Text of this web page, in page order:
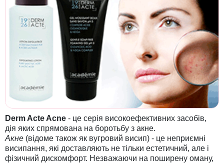
Derm Acte Acne - це серія високоефективних засобів,
дія яких спрямована на боротьбу з акне.
Акне (відоме також як вугровий висип) - це неприємні
висипання, які доставляють не тільки естетичний, але і
фізичний дискомфорт. Незважаючи на поширену оману,